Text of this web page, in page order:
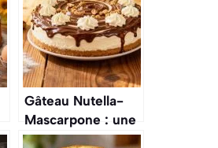
Gâteau Nutella-
Mascarpone : une
Délice Facile à